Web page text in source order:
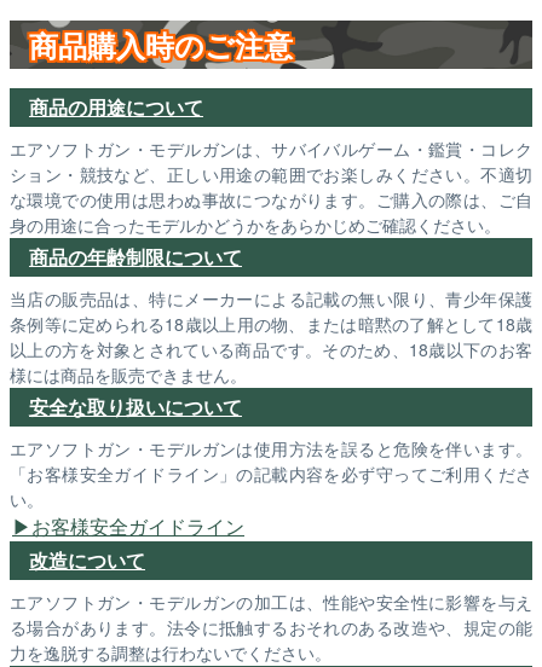
商品購入時のご注意
商品の用途について
エアソフトガン・モデルガンは、サバイバルゲーム・鑑賞・コレク
ション・競技など、正しい用途の範囲でお楽しみください。不適切
な環境での使用は思わぬ事故につながります。ご購入の際は、ご自
身の用途に合ったモデルかどうかをあらかじめご確認ください。
商品の年齢制限について
当店の販売品は、特にメーカーによる記載の無い限り、青少年保護
条例等に定められる18歳以上用の物、または暗黙の了解として18歳
以上の方を対象とされている商品です。そのため、18歳以下のお客
様には商品を販売できません。
安全な取り扱いについて
エアソフトガン・モデルガンは使用方法を誤ると危険を伴います。
「お客様安全ガイドライン」の記載内容を必ず守ってご利用くださ
い。
お客様安全ガイドライン
改造について
エアソフトガン・モデルガンの加工は、性能や安全性に影響を与え
る場合があります。法令に抵触するおそれのある改造や、規定の能
力を逸脱する調整は行わないでください。